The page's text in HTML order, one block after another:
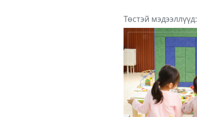
Төстэй мэдээллүүд: